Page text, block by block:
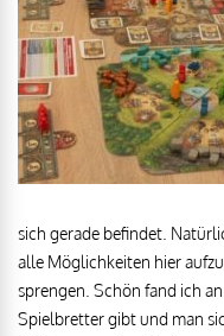
sich gerade befindet.
alle Möglichkeiten hier
sprengen. Schön fand ich
Spielbretter gibt und man